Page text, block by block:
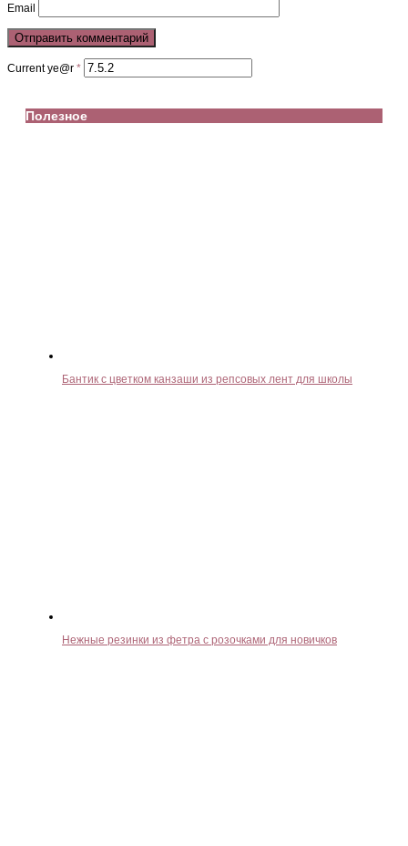
Email
Current ye@r *
Полезное
Бантик с цветком канзаши из репсовых лент для школы
Нежные резинки из фетра с розочками для новичков